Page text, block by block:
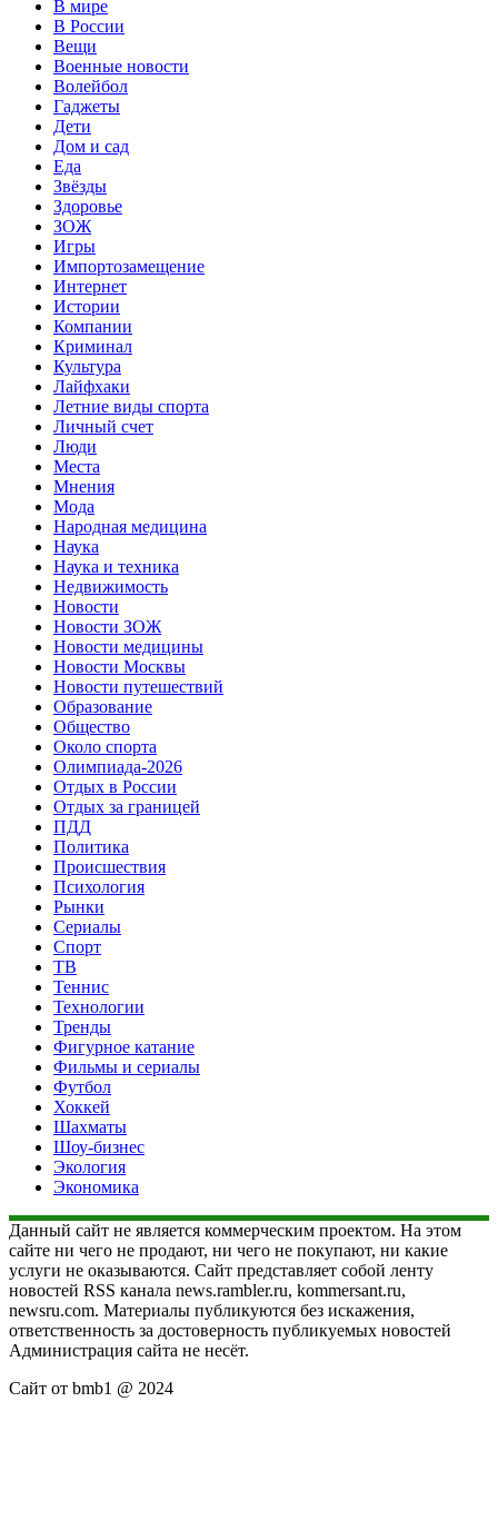
В мире
В России
Вещи
Военные новости
Волейбол
Гаджеты
Дети
Дом и сад
Еда
Звёзды
Здоровье
ЗОЖ
Игры
Импортозамещение
Интернет
Истории
Компании
Криминал
Культура
Лайфхаки
Летние виды спорта
Личный счет
Люди
Места
Мнения
Мода
Народная медицина
Наука
Наука и техника
Недвижимость
Новости
Новости ЗОЖ
Новости медицины
Новости Москвы
Новости путешествий
Образование
Общество
Около спорта
Олимпиада-2026
Отдых в России
Отдых за границей
ПДД
Политика
Происшествия
Психология
Рынки
Сериалы
Спорт
ТВ
Теннис
Технологии
Тренды
Фигурное катание
Фильмы и сериалы
Футбол
Хоккей
Шахматы
Шоу-бизнес
Экология
Экономика
Данный сайт не является коммерческим проектом. На этом
сайте ни чего не продают, ни чего не покупают, ни какие
услуги не оказываются. Сайт представляет собой ленту
новостей RSS канала news.rambler.ru, kommersant.ru,
newsru.com. Материалы публикуются без искажения,
ответственность за достоверность публикуемых новостей
Администрация сайта не несёт.
Сайт от bmb1 @ 2024